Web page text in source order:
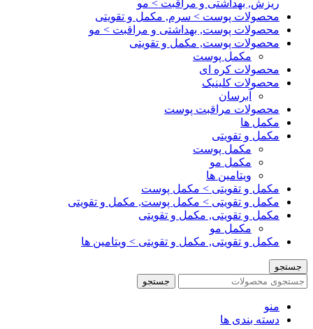
ریزش, بهداشتی و مراقبت > مو
محصولات پوست > سرم, مکمل و تقویتی
محصولات پوست, بهداشتی و مراقبت > مو
محصولات پوست, مکمل و تقویتی
مکمل پوست
محصولات کره ای
محصولات کلینیک
آبرسان
محصولات مراقبت پوست
مکمل ها
مکمل و تقویتی
مکمل پوست
مکمل مو
ویتامین ها
مکمل و تقویتی > مکمل پوست
مکمل و تقویتی > مکمل پوست, مکمل و تقویتی
مکمل و تقویتی, مکمل و تقویتی
مکمل مو
مکمل و تقویتی, مکمل و تقویتی > ویتامین ها
جستجو
جستجو
منو
دسته بندی ها